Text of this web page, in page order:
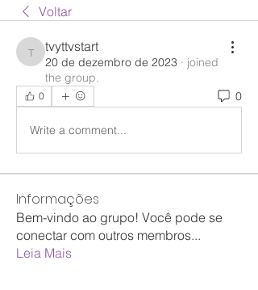
Voltar
tvyttvstart
tvyttvstart
20 de dezembro de 2023 · joined
the group.
0 0
Write a comment...
Informações
Bem-vindo ao grupo! Você pode se
conectar com outros membros...
Leia Mais